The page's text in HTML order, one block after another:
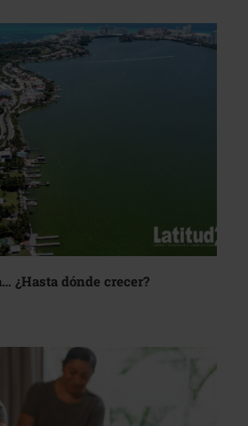
¿Hasta dónde crecer?